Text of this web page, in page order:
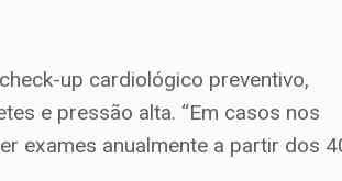
up cardiológico preventivo,
e pressão alta. “Em casos nos
exames anualmente a partir dos